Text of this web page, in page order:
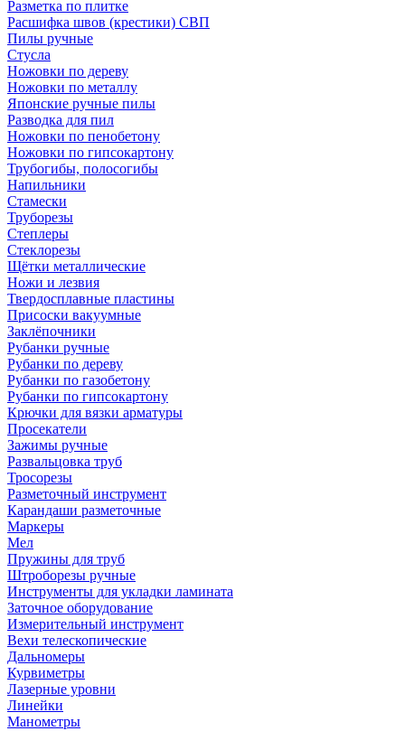
Разметка по плитке
Расшифка швов (крестики) СВП
Пилы ручные
Стусла
Ножовки по дереву
Ножовки по металлу
Японские ручные пилы
Разводка для пил
Ножовки по пенобетону
Ножовки по гипсокартону
Трубогибы, полосогибы
Напильники
Стамески
Труборезы
Степлеры
Стеклорезы
Щётки металлические
Ножи и лезвия
Твердосплавные пластины
Присоски вакуумные
Заклёпочники
Рубанки ручные
Рубанки по дереву
Рубанки по газобетону
Рубанки по гипсокартону
Крючки для вязки арматуры
Просекатели
Зажимы ручные
Развальцовка труб
Тросорезы
Разметочный инструмент
Карандаши разметочные
Маркеры
Мел
Пружины для труб
Штроборезы ручные
Инструменты для укладки ламината
Заточное оборудование
Измерительный инструмент
Вехи телескопические
Дальномеры
Курвиметры
Лазерные уровни
Линейки
Манометры